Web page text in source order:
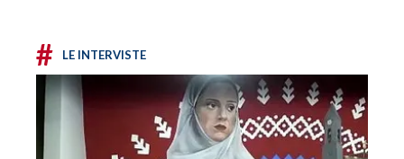
# LE INTERVISTE